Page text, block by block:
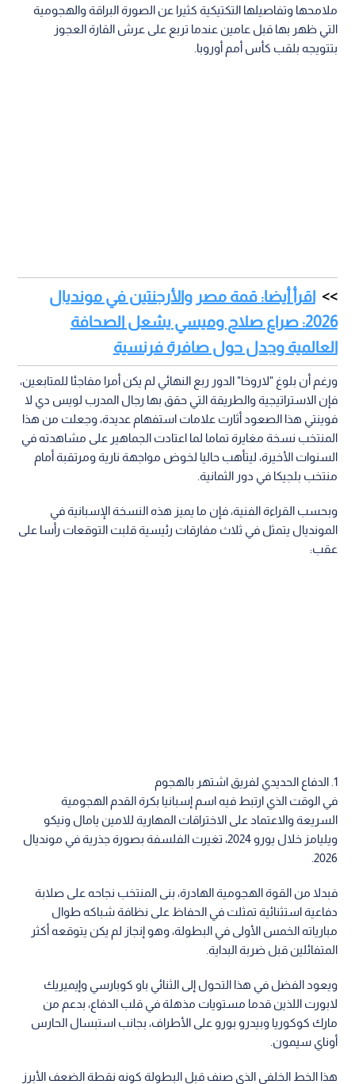
ملامحها وتفاصيلها التكتيكية كثيرا عن الصورة البراقة والهجومية
التي ظهر بها قبل عامين عندما تربع على عرش القارة العجوز
بتتويجه بلقب كأس أمم أوروبا.
اقرأ أيضا: قمة مصر والأرجنتين في مونديال
2026: صراع صلاح وميسي يشعل الصحافة
العالمية وجدل حول صافرة فرنسية
ورغم أن بلوغ "لاروخا" الدور ربع النهائي لم يكن أمرا مفاجئا للمتابعين،
فإن الاستراتيجية والطريقة التي حقق بها رجال المدرب لويس دي لا
فوينتي هذا الصعود أثارت علامات استفهام عديدة، وجعلت من هذا
المنتخب نسخة مغايرة تماما لما اعتادت الجماهير على مشاهدته في
السنوات الأخيرة، ليتأهب حاليا لخوض مواجهة نارية ومرتقبة أمام
منتخب بلجيكا في دور الثمانية.
وبحسب القراءة الفنية، فإن ما يميز هذه النسخة الإسبانية في
المونديال يتمثل في ثلاث مفارقات رئيسية قلبت التوقعات رأسا على
عقب:
1. الدفاع الحديدي لفريق اشتهر بالهجوم
في الوقت الذي ارتبط فيه اسم إسبانيا بكرة القدم الهجومية
السريعة والاعتماد على الاختراقات المهارية للامين يامال ونيكو
ويليامز خلال يورو 2024، تغيرت الفلسفة بصورة جذرية في مونديال
2026.
فبدلا من القوة الهجومية الهادرة، بنى المنتخب نجاحه على صلابة
دفاعية استثنائية تمثلت في الحفاظ على نظافة شباكه طوال
مبارياته الخمس الأولى في البطولة، وهو إنجاز لم يكن يتوقعه أكثر
المتفائلين قبل ضربة البداية.
ويعود الفضل في هذا التحول إلى الثنائي باو كوبارسي وإيميريك
لابورت اللذين قدما مستويات مذهلة في قلب الدفاع، بدعم من
مارك كوكوريا وبيدرو بورو على الأطراف، بجانب استبسال الحارس
أوناي سيمون.
هذا الخط الخلفي الذي صنف قبل البطولة كونه نقطة الضعف الأبرز